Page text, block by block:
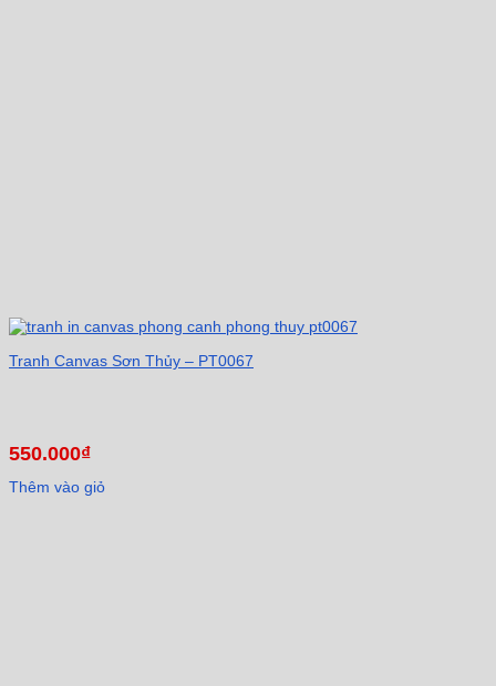
Tranh Canvas Sơn Thủy – PT0067
550.000₫
Thêm vào giỏ